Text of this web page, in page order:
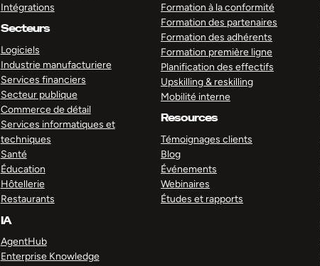
Intégrations
Secteurs
Logiciels
Industrie manufacturiere
Services financiers
Secteur publique
Commerce de détail
Services informatiques et
techniques
Santé
Éducation
Hôtellerie
Restaurants
IA
AgentHub
Enterprise Knowledge
Formation à la conformité
Formation des partenaires
Formation des adhérents
Formation première ligne
Planification des effectifs
Upskilling & reskilling
Mobilité interne
Resources
Témoignages clients
Blog
Événements
Webinaires
Études et rapports